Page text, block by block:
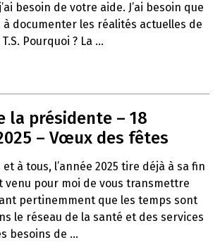
besoin de votre aide. J’ai besoin que
à documenter les réalités actuelles de
Pourquoi ? La ...
la présidente – 18
– Vœux des fêtes
à tous, l’année 2025 tire déjà à sa fin
venu pour moi de vous transmettre
pertinemment que les temps sont
le réseau de la santé et des services
besoins de ...